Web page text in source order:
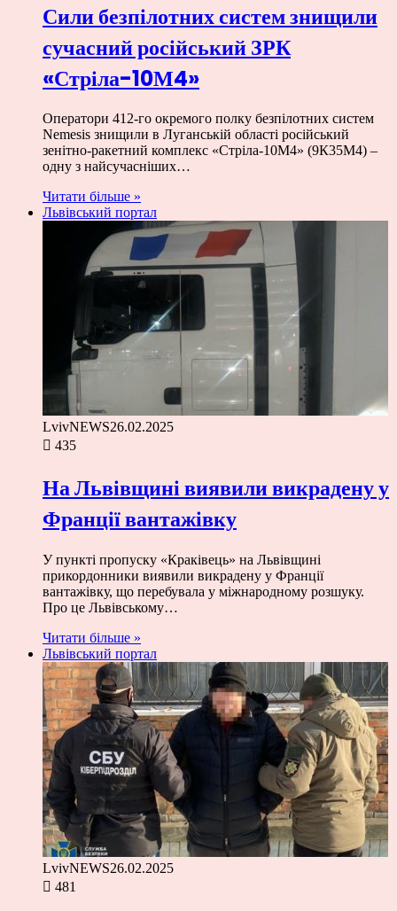
Сили безпілотних систем знищили
сучасний російський ЗРК
«Стріла-10М4»
Оператори 412-го окремого полку безпілотних систем
Nemesis знищили в Луганській області російський
зенітно-ракетний комплекс «Стріла-10М4» (9К35М4) –
одну з найсучасніших…
Читати більше »
Львівський портал
LvivNEWS26.02.2025
435
На Львівщині виявили викрадену у
Франції вантажівку
У пункті пропуску «Краківець» на Львівщині
прикордонники виявили викрадену у Франції
вантажівку, що перебувала у міжнародному розшуку.
Про це Львівському…
Читати більше »
Львівський портал
LvivNEWS26.02.2025
481